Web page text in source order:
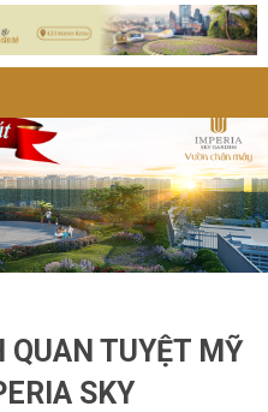
TUYỆT MỸ
SKY